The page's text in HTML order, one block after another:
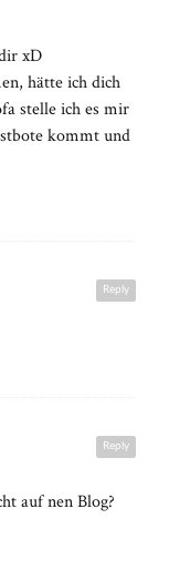
xD
hätte ich dich
stelle ich es mir
kommt und
Reply
Reply
auf nen Blog?